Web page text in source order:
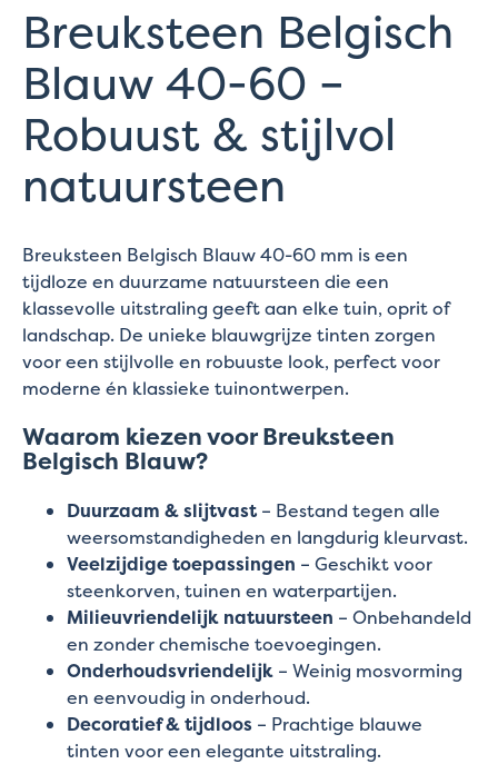
Breuksteen Belgisch
Blauw 40-60 –
Robuust & stijlvol
natuursteen
Breuksteen Belgisch Blauw 40-60 mm is een
tijdloze en duurzame natuursteen die een
klassevolle uitstraling geeft aan elke tuin, oprit of
landschap. De unieke blauwgrijze tinten zorgen
voor een stijlvolle en robuuste look, perfect voor
moderne én klassieke tuinontwerpen.
Waarom kiezen voor Breuksteen
Belgisch Blauw?
Duurzaam & slijtvast– Bestand tegen alle
weersomstandigheden en langdurig kleurvast.
Veelzijdige toepassingen – Geschikt voor
steenkorven, tuinen en waterpartijen.
Milieuvriendelijk natuursteen – Onbehandeld
en zonder chemische toevoegingen.
Onderhoudsvriendelijk – Weinig mosvorming
en eenvoudig in onderhoud.
Decoratief & tijdloos – Prachtige blauwe
tinten voor een elegante uitstraling.